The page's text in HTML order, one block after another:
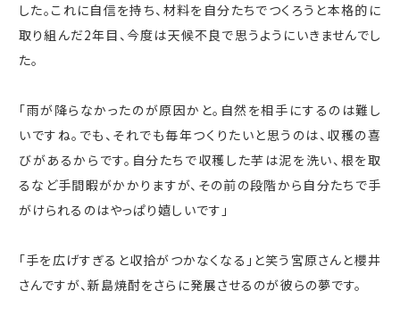
した。これに自信を持ち、材料を自分たちでつくろうと本格的に
取り組んだ2年目、今度は天候不良で思うようにいきませんでし
た。
「雨が降らなかったのが原因かと。自然を相手にするのは難し
いですね。でも、それでも毎年つくりたいと思うのは、収穫の喜
びがあるからです。自分たちで収穫した芋は泥を洗い、根を取
るなど手間暇がかかりますが、その前の段階から自分たちで手
がけられるのはやっぱり嬉しいです」
「手を広げすぎると収拾がつかなくなる」と笑う宮原さんと櫻井
さんですが、新島焼酎をさらに発展させるのが彼らの夢です。